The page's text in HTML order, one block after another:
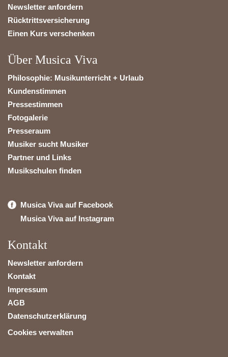
Newsletter anfordern
Rücktrittsversicherung
Einen Kurs verschenken
Über Musica Viva
Philosophie: Musikunterricht + Urlaub
Kundenstimmen
Pressestimmen
Fotogalerie
Presseraum
Musiker sucht Musiker
Partner und Links
Musikschulen finden
Musica Viva auf Facebook
Musica Viva auf Instagram
Kontakt
Newsletter anfordern
Kontakt
Impressum
AGB
Datenschutzerklärung
Cookies verwalten